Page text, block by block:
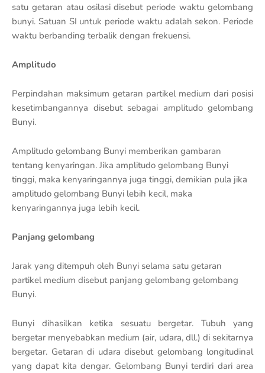
satu getaran atau osilasi disebut periode waktu gelombang
bunyi. Satuan SI untuk periode waktu adalah sekon. Periode
waktu berbanding terbalik dengan frekuensi.
Amplitudo
Perpindahan maksimum getaran partikel medium dari posisi
kesetimbangannya disebut sebagai amplitudo gelombang
Bunyi.
Amplitudo gelombang Bunyi memberikan gambaran
tentang kenyaringan. Jika amplitudo gelombang Bunyi
tinggi, maka kenyaringannya juga tinggi, demikian pula jika
amplitudo gelombang Bunyi lebih kecil, maka
kenyaringannya juga lebih kecil.
Panjang gelombang
Jarak yang ditempuh oleh Bunyi selama satu getaran
partikel medium disebut panjang gelombang gelombang
Bunyi.
Bunyi dihasilkan ketika sesuatu bergetar. Tubuh yang
bergetar menyebabkan medium (air, udara, dll.) di sekitarnya
bergetar. Getaran di udara disebut gelombang longitudinal
yang dapat kita dengar. Gelombang Bunyi terdiri dari area